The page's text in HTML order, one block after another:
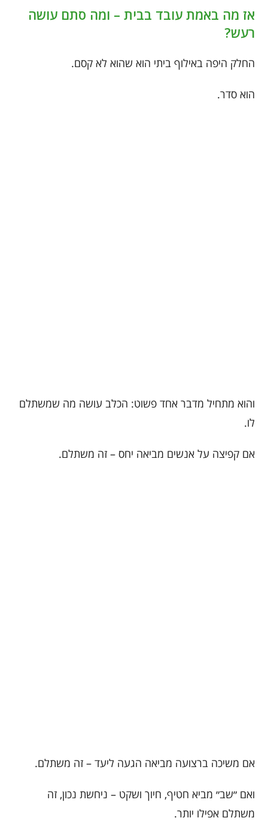
אז מה באמת עובד בבית – ומה סתם עושה
רעש?
החלק היפה באילוף ביתי הוא שהוא לא קסם.
הוא סדר.
והוא מתחיל מדבר אחד פשוט: הכלב עושה מה שמשתלם
לו.
אם קפיצה על אנשים מביאה יחס – זה משתלם.
אם משיכה ברצועה מביאה הגעה ליעד – זה משתלם.
ואם ״שב״ מביא חטיף, חיוך ושקט – ניחשת נכון, זה
משתלם אפילו יותר.